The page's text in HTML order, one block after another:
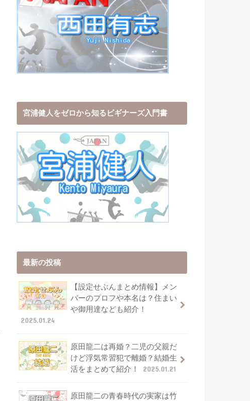
宮浦健人をゼロから知るビギナーズ入門書
最新の投稿
【設定せぶんまとめ情報】メン
バーのプロフや本名は？住まい
や御用達なども紹介！
2025.01.24
原田龍二は再婚？二児の父親だ
けど浮気常習犯で離婚？結婚生
活をまとめて紹介！
2025.01.21
原田龍二の青春時代の実家は竹